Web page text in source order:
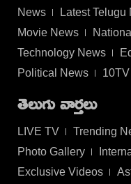
News Latest Telugu
Movie News
Technology News
Political News
తెలుగు వార్తలు
LIVE TV Trending
Photo Gallery
Exclusive Videos